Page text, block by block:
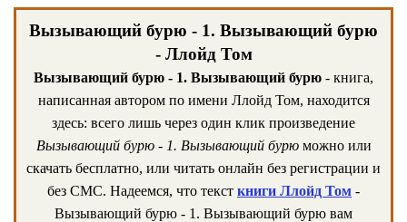
Вызывающий бурю - 1. Вызывающий бурю
- Ллойд Том
Вызывающий бурю - 1. Вызывающий бурю - книга,
написанная автором по имени Ллойд Том, находится
здесь: всего лишь через один клик произведение
Вызывающий бурю - 1. Вызывающий бурюможно или
скачать бесплатно, или читать онлайн без регистрации и
без СМС. Надеемся, что текст книги Ллойд Том -
Вызывающий бурю - 1. Вызывающий бурю вам